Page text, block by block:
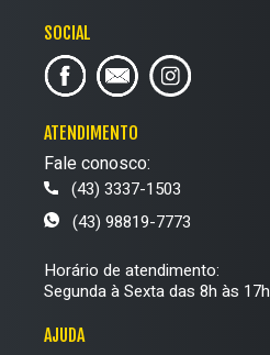
SOCIAL
ATENDIMENTO
Fale conosco:
(43) 3337-1503
(43) 98819-7773
Horário de atendimento:
Segunda à Sexta das 8h às 17h
AJUDA